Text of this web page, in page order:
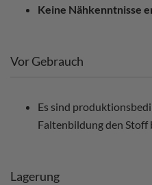
Keine Nähkenntnisse
Vor Gebrauch
Es sind
Faltenbildung den Stoff
Lagerung